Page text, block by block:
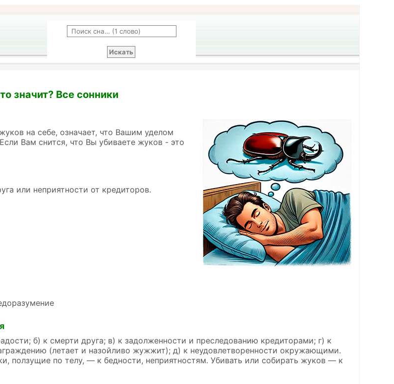
значит? Все сонники
на себе, означает, что Вашим уделом
Вам снится, что Вы убиваете жуков - это
или неприятности от кредиторов.
б) к смерти друга; в) к задолженности и преследованию кредиторами; г) к
(летает и назойливо жужжит); д) к неудовлетворенности окружающими.
ползущие по телу, — к бедности, неприятностям. Убивать или собирать жуков — к